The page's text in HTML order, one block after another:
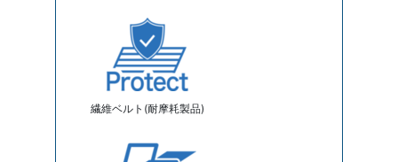
繊維ベルト(耐摩耗製品)